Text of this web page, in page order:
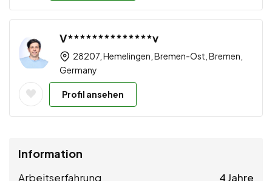
V**************v
28207, Hemelingen, Bremen-Ost, Bremen,
Germany
Profil ansehen
Information
Arbeitserfahrung 4 Jahre